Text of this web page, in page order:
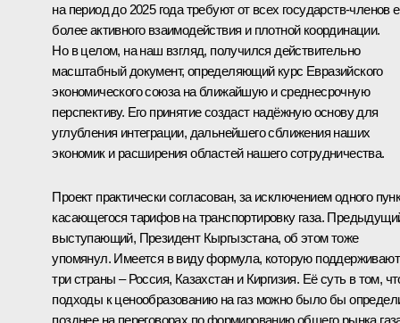
на период до 2025 года требуют от всех государств-членов
более активного взаимодействия и плотной координации.
Но в целом, на наш взгляд, получился действительно
масштабный документ, определяющий курс Евразийского
экономического союза на ближайшую и среднесрочную
перспективу. Его принятие создаст надёжную основу для
углубления интеграции, дальнейшего сближения наших
экономик и расширения областей нашего сотрудничества.
Проект практически согласован, за исключением одного
касающегося тарифов на транспортировку газа.
выступающий, Президент Кыргызстана, об этом тоже
упомянул. Имеется в виду формула, которую поддерживают
три страны – Россия, Казахстан и Киргизия. Её суть в том,
подходы к ценообразованию на газ можно было бы
позднее на переговорах по формированию общего рынка